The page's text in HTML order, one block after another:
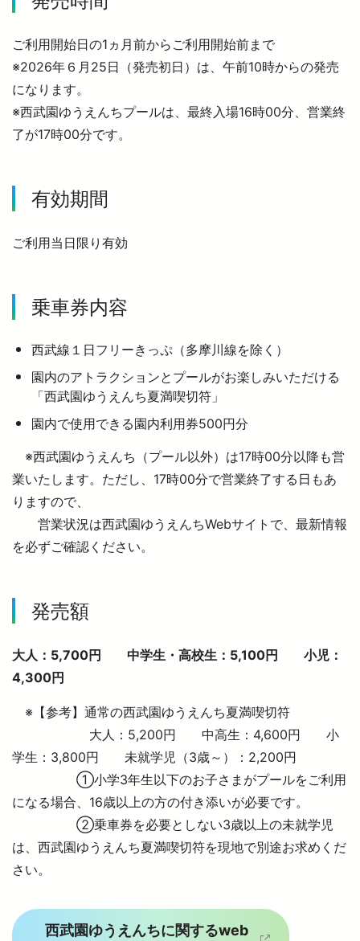
ご利用開始日の1ヵ月前からご利用開始前まで
※2026年６月25日（発売初日）は、午前10時からの発売
になります。
※西武園ゆうえんちプールは、最終入場16時00分、営業終
了が17時00分です。
有効期間
ご利用当日限り有効
乗車券内容
西武線１日フリーきっぷ（多摩川線を除く）
園内のアトラクションとプールがお楽しみいただける
「西武園ゆうえんち夏満喫切符」
園内で使用できる園内利用券500円分
※西武園ゆうえんち（プール以外）は17時00分以降も営
業いたします。ただし、17時00分で営業終了する日もあ
りますので、
営業状況は西武園ゆうえんちWebサイトで、最新情報
を必ずご確認ください。
発売額
大人：5,700円 中学生・高校生：5,100円 小児：
4,300円
※【参考】通常の西武園ゆうえんち夏満喫切符
大人：5,200円 中高生：4,600円 小
学生：3,800円 未就学児（3歳～）：2,200円
①小学3年生以下のお子さまがプールをご利用
になる場合、16歳以上の方の付き添いが必要です。
②乗車券を必要としない3歳以上の未就学児
は、西武園ゆうえんち夏満喫切符を現地で別途お求めくだ
さい。
西武園ゆうえんちに関するweb